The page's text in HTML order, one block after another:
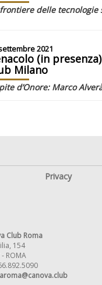
2021
(in
Milano
Privacy
Club Roma
154
ROMA